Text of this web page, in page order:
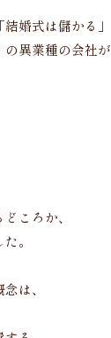
婚式は儲かる」
の異業種の会社が
ころか、
。
は、